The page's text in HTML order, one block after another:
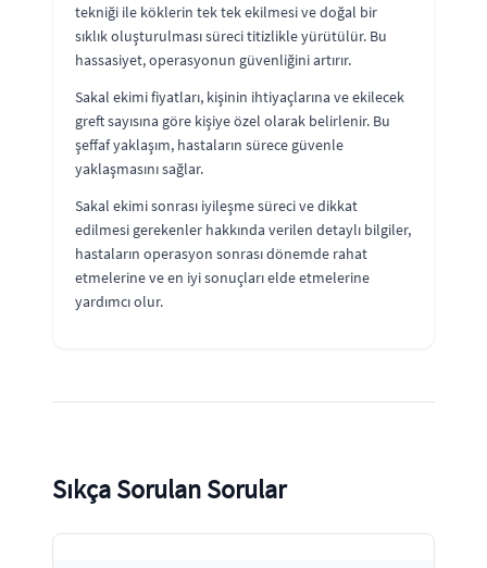
tekniği ile köklerin tek tek ekilmesi ve doğal bir
sıklık oluşturulması süreci titizlikle yürütülür. Bu
hassasiyet, operasyonun güvenliğini artırır.
Sakal ekimi fiyatları, kişinin ihtiyaçlarına ve ekilecek
greft sayısına göre kişiye özel olarak belirlenir. Bu
şeffaf yaklaşım, hastaların sürece güvenle
yaklaşmasını sağlar.
Sakal ekimi sonrası iyileşme süreci ve dikkat
edilmesi gerekenler hakkında verilen detaylı bilgiler,
hastaların operasyon sonrası dönemde rahat
etmelerine ve en iyi sonuçları elde etmelerine
yardımcı olur.
Sıkça Sorulan Sorular